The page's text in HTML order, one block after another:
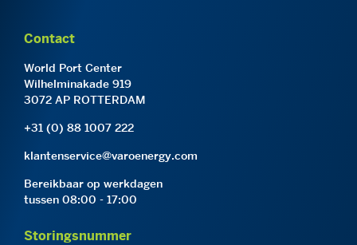
Contact
World Port Center
Wilhelminakade 919
3072 AP ROTTERDAM
+31 (0) 88 1007 222
klantenservice@varoenergy.com
Bereikbaar op werkdagen
tussen 08:00 - 17:00
Storingsnummer